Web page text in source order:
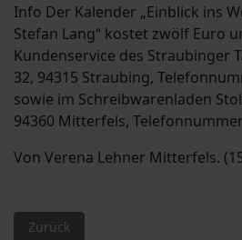
Info Der Kalender „Einblick ins
Stefan Lang“ kostet zwölf Euro
Kundenservice des Straubinger
32, 94315 Straubing,
sowie im Schreibwarenladen
94360 Mitterfels,
Von Verena Lehner Mitterfels.
Vorheriger Beitrag: Volkstrauertag
Zurück